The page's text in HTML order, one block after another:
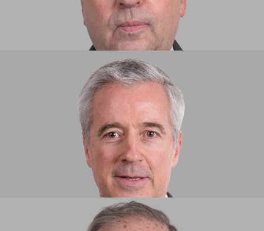
JOSÉ MANUEL SOUSA ROSA​​
LUÍS CERQUINHO DA FONSECA​